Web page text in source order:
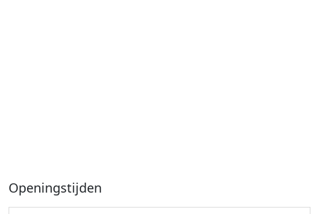
Openingstijden